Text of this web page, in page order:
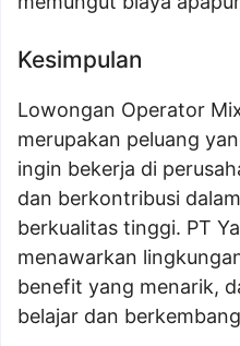
Kesimpulan
Lowongan Operator
merupakan peluang
ingin bekerja di
dan berkontribusi
berkualitas tinggi. PT
menawarkan
benefit yang menarik,
belajar dan